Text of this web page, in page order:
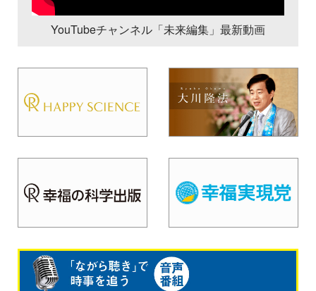
YouTubeチャンネル「未来編集」最新動画